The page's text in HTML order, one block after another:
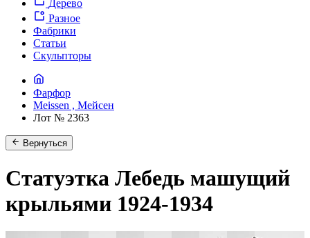
Дерево
Разное
Фабрики
Статьи
Скульпторы
Фарфор
Meissen , Мейсен
Лот № 2363
Вернуться
Статуэтка Лебедь машущий
крыльями 1924-1934